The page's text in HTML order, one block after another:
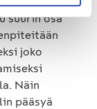
suurin osa
joko
Näin
pääsyä